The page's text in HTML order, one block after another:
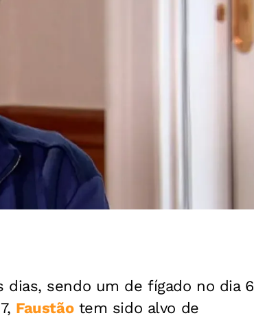
dias, sendo um de fígado no dia 6
Faustãotem sido alvo de